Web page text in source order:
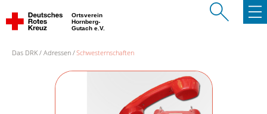
Ortsverein
Hornberg-
Gutach e.V.
Das DRK Adressen Schwesternschaften